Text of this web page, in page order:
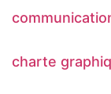
charte